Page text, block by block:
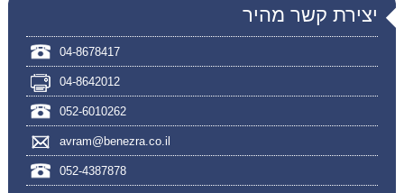
יצירת קשר מהיר
04-8678417
04-8642012
052-6010262
avram@benezra.co.il
052-4387878